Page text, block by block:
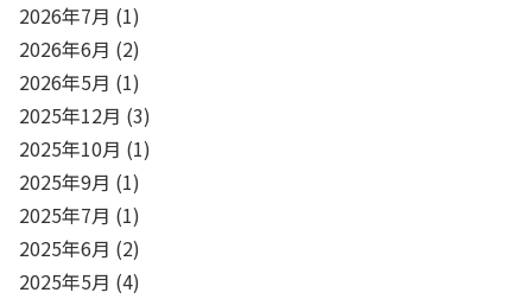
2026年7月 (1)
2026年6月 (2)
2026年5月 (1)
2025年12月 (3)
2025年10月 (1)
2025年9月 (1)
2025年7月 (1)
2025年6月 (2)
2025年5月 (4)